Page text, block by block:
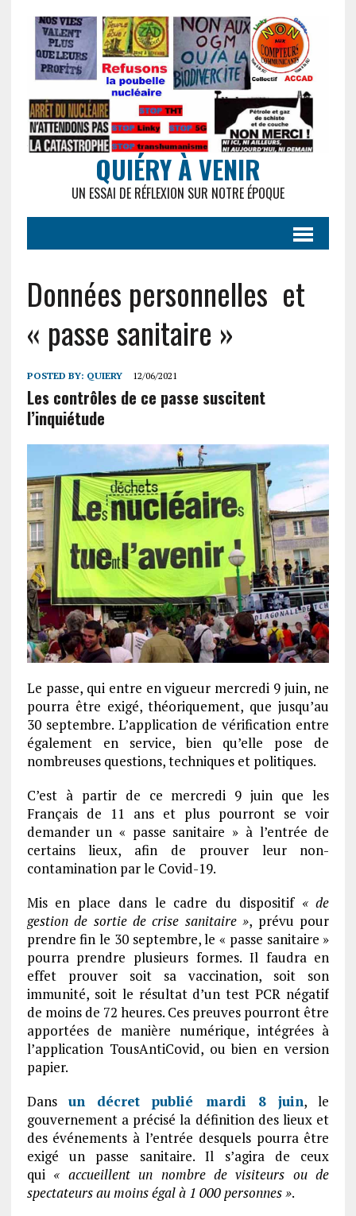
QUIÉRY À VENIR
UN ESSAI DE RÉFLEXION SUR NOTRE ÉPOQUE
Données personnelles et
« passe sanitaire »
POSTED BY: QUIERY 12/06/2021
Les contrôles de ce passe suscitent
l’inquiétude
Le passe, qui entre en vigueur mercredi 9 juin, ne
pourra être exigé, théoriquement, que jusqu’au
30 septembre. L’application de vérification entre
également en service, bien qu’elle pose de
nombreuses questions, techniques et politiques.
C’est à partir de ce mercredi 9 juin que les
Français de 11 ans et plus pourront se voir
demander un « passe sanitaire » à l’entrée de
certains lieux, afin de prouver leur non-
contamination par le Covid-19.
Mis en place dans le cadre du dispositif « de
gestion de sortie de crise sanitaire », prévu pour
prendre fin le 30 septembre, le « passe sanitaire »
pourra prendre plusieurs formes. Il faudra en
effet prouver soit sa vaccination, soit son
immunité, soit le résultat d’un test PCR négatif
de moins de 72 heures. Ces preuves pourront être
apportées de manière numérique, intégrées à
l’application TousAntiCovid, ou bien en version
papier.
Dans un décret publié mardi 8 juin, le
gouvernement a précisé la définition des lieux et
des événements à l’entrée desquels pourra être
exigé un passe sanitaire. Il s’agira de ceux
qui « accueillent un nombre de visiteurs ou de
spectateurs au moins égal à 1 000 personnes ».